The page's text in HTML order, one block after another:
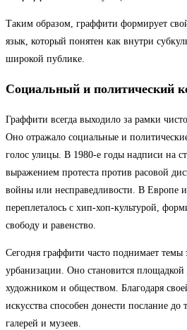
Таким образом, граффити формирует
язык, который понятен как внутри
широкой публике.
Социальный и политический
Граффити всегда выходило за рамки
Оно отражало социальные и
голос улицы. В 1980-е годы надписи на
выражением протеста против расовой
войны или несправедливости. В Европе
переплеталось с хип-хоп-культурой,
свободу и равенство.
Сегодня граффити часто поднимает темы
урбанизации. Оно становится
художником и обществом. Благодаря
искусства способен донести послание до
галерей и музеев.